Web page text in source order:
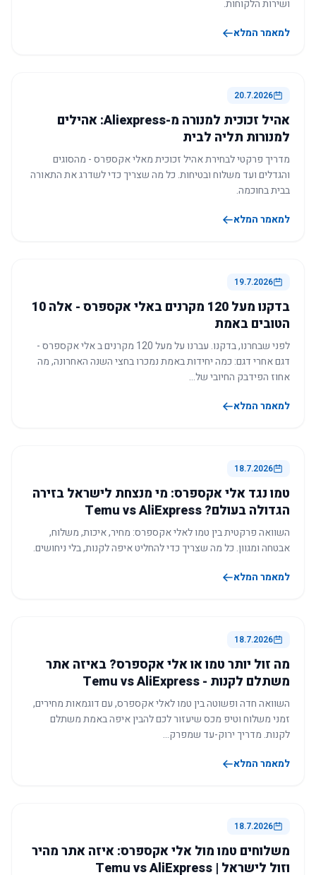
ושירות הלקוחות.
למאמר המלא
20.7.2026
אהיל זכוכית למנורה מ-Aliexpress: אהילים
למנורות תליה לבית
מדריך פרקטי לבחירת אהיל זכוכית מאלי אקספרס - מהסוגים
והגדלים ועד משלוח ובטיחות. כל מה שצריך כדי לשדרג את התאורה
בבית בחוכמה.
למאמר המלא
19.7.2026
בדקנו מעל 120 מקרנים באלי אקספרס - אלה 10
הטובים באמת
לפני שבחרנו, בדקנו. עברנו על מעל 120 מקרנים ב אלי אקספרס -
דגם אחרי דגם: כמה יחידות באמת נמכרו בחצי השנה האחרונה, מה
אחוז הפידבק החיובי של…
למאמר המלא
18.7.2026
טמו נגד אלי אקספרס: מי מנצחת לישראל בזירה
הגדולה בעולם? Temu vs AliExpress
השוואה פרקטית בין טמו לאלי אקספרס: מחיר, איכות, משלוח,
אבטחה ומגוון. כל מה שצריך כדי להחליט איפה לקנות, בלי ניחושים.
למאמר המלא
18.7.2026
מה זול יותר טמו או אלי אקספרס? באיזה אתר
משתלם לקנות - Temu vs AliExpress
השוואה חדה ופשוטה בין טמו לאלי אקספרס, עם דוגמאות מחירים,
זמני משלוח וטיפ מכס שיעזור לכם להבין איפה באמת משתלם
לקנות. מדריך ירוק-עד שמפרק…
למאמר המלא
18.7.2026
משלוחים טמו מול אלי אקספרס: איזה אתר מהיר
וזול לישראל | Temu vs AliExpress